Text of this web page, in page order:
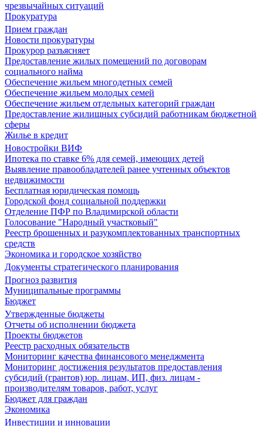
чрезвычайных ситуаций
Прокуратура
Прием граждан
Новости прокуратуры
Прокурор разъясняет
Предоставление жилых помещений по договорам
социального найма
Обеспечение жильем многодетных семей
Обеспечение жильем молодых семей
Обеспечение жильем отдельных категорий граждан
Предоставление жилищных субсидий работникам бюджетной
сферы
Жилье в кредит
Новостройки ВИФ
Ипотека по ставке 6% для семей, имеющих детей
Выявление правообладателей ранее учтенных объектов
недвижимости
Бесплатная юридическая помощь
Городской фонд социальной поддержки
Отделение ПФР по Владимирской области
Голосование "Народный участковый"
Реестр брошенных и разукомплектованных транспортных
средств
Экономика и городское хозяйство
Документы стратегического планирования
Прогноз развития
Муниципальные программы
Бюджет
Утвержденные бюджеты
Отчеты об исполнении бюджета
Проекты бюджетов
Реестр расходных обязательств
Мониторинг качества финансового менеджмента
Мониторинг достижения результатов предоставления
субсидий (грантов) юр. лицам, ИП, физ. лицам -
производителям товаров, работ, услуг
Бюджет для граждан
Экономика
Инвестиции и инновации